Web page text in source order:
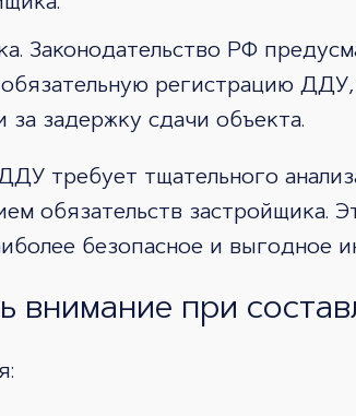
Законодательство РФ
регистрацию
за задержку сдачи объекта.
требует тщательного
обязательств застройщика.
безопасное и выгодное
внимание при